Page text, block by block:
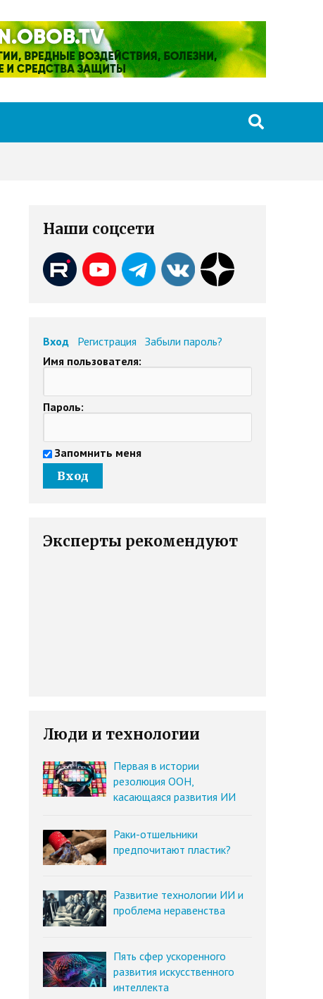
Наши соцсети
Вход Регистрация
Забыли пароль?
Имя пользователя:
Пароль:
Запомнить меня
Эксперты рекомендуют
Люди и технологии
Первая в истории
резолюция ООН,
касающаяся развития ИИ
Раки-отшельники
предпочитают пластик?
Развитие технологии ИИ и
проблема неравенства
Пять сфер ускоренного
развития искусственного
интеллекта